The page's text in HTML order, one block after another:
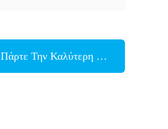
Πάρτε Την Καλύτερη Τιμή